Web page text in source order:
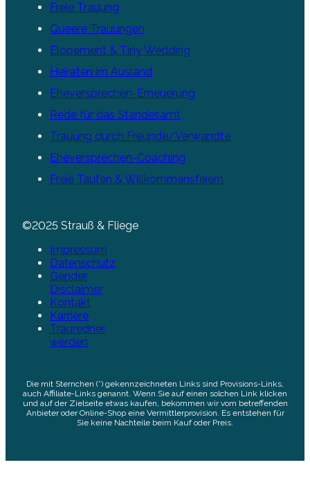
Freie Trauung
Queere Trauungen
Elopement & Tiny Wedding
Heiraten im Ausland
Eheversprechen-Erneuerung
Rede für das Standesamt
Trauung durch Freunde/Verwandte
Eheversprechen-Coaching
Freie Taufen & Willkommensfeiern
©2025 Strauß & Fliege
Impressum
Datenschutz
Gender
Disclaimer
Kontakt
Karriere
Trauredner
werden
Die mit Sternchen (*) gekennzeichneten Links sind Provisions-Links,
auch Affiliate-Links genannt. Wenn Sie auf einen solchen Link klicken
und auf der Zielseite etwas kaufen, bekommen wir vom betreffenden
Anbieter oder Online-Shop eine Vermittlerprovision. Es entstehen für
Sie keine Nachteile beim Kauf oder Preis.